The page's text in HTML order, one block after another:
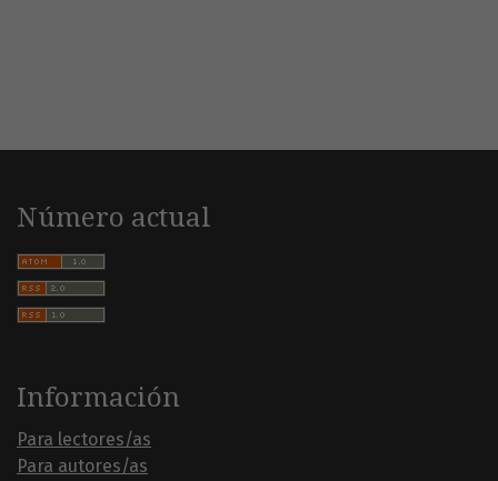
Número actual
Información
Para lectores/as
Para autores/as